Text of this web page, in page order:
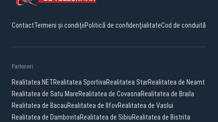
ContactTermeni și condițiiPolitică de confidențialitateCod de conduită
Parteneri:
Realitatea.NETRealitatea SportivaRealitatea StarRealitatea de Neamt
Realitatea de Satu MareRealitatea de CovasnaRealitatea de Braila
Realitatea de BacauRealitatea de IlfovRealitatea de Vaslui
Realitatea de DambovitaRealitatea de SibiuRealitatea de Bistrita